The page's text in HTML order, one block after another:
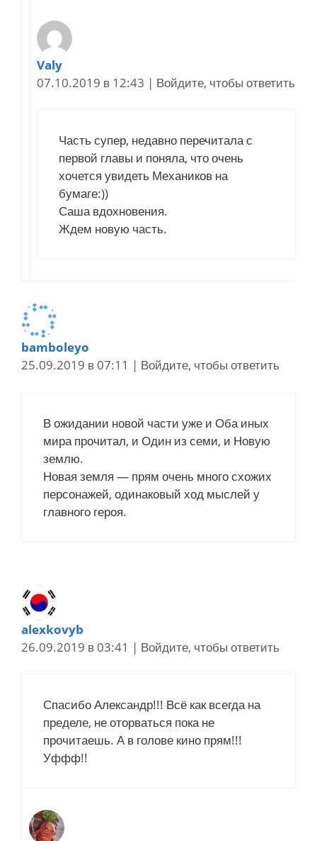
Valy
07.10.2019 в 12:43 | Войдите, чтобы ответить
Часть супер, недавно перечитала с
первой главы и поняла, что очень
хочется увидеть Механиков на
бумаге:))
Саша вдохновения.
Ждем новую часть.
bamboleyo
25.09.2019 в 07:11 | Войдите, чтобы ответить
В ожидании новой части уже и Оба иных
мира прочитал, и Один из семи, и Новую
землю.
Новая земля — прям очень много схожих
персонажей, одинаковый ход мыслей у
главного героя.
alexkovyb
26.09.2019 в 03:41 | Войдите, чтобы ответить
Спасибо Александр!!! Всё как всегда на
пределе, не оторваться пока не
прочитаешь. А в голове кино прям!!!
Уффф!!